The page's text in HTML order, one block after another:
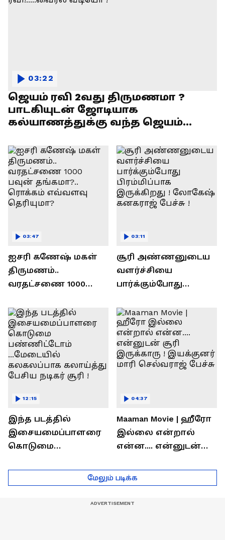
ஜெயம் ரவி 2வது திருமணமா ?
பாடகியுடன் ஜோடியாக
கல்யாணத்துக்கு வந்த ஜெயம்
03:22
ஐசரி கணேஷ் மகள்
திருமணம்..
வரதட்சணை 1000
ரொக்கம் எவ்வளவு
தெரியுமா?
03:47
சூரி அண்ணனுடைய
வளர்ச்சியை
பார்க்கும்போது
இருக்கிறது !
லோகேஷ் கனகராஜ்
பேச்சு !
03:11
இந்த படத்தில்
இசையமைப்பாளரை
கொடுமை
...மேடையில்
கலகலப்பாக
12:15
Maaman Movie | ஹீரோ
இல்லை என்றால்
என்ன.... என்னுடன்
இயக்குனர் மாரி
செல்வராஜ் பேச்சு
04:37
மேலும் படிக்க